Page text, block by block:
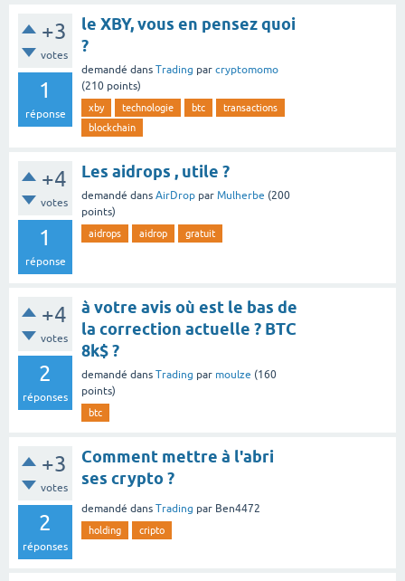
+3
votes
1
réponse
le XBY, vous en pensez quoi
?
demandé dans Trading par cryptomomo
(210 points)
xby technologie btc
transactions
blockchain
+4
votes
1
réponse
Les aidrops , utile ?
demandé dans AirDrop par Mulherbe (200
points)
aidrops aidrop gratuit
+4
votes
2
réponses
à votre avis où est le bas de
la correction actuelle ? BTC
8k$ ?
demandé dans Trading par moulze (160
points)
btc
+3
votes
2
réponses
Comment mettre à l'abri
ses crypto ?
demandé dans Trading par Ben4472
holding cripto